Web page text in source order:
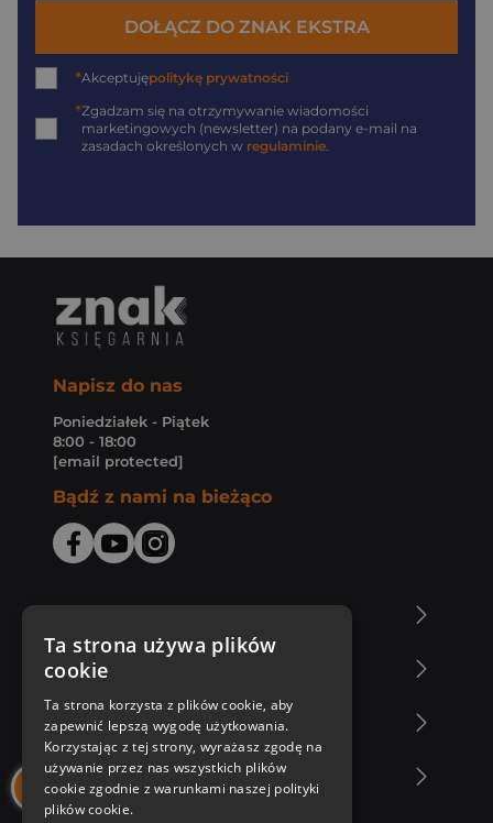
DOŁĄCZ DO ZNAK EKSTRA
*Akceptujępolitykę prywatności
*Zgadzam się na otrzymywanie wiadomości
marketingowych (newsletter) na podany e-mail na
zasadach określonych w regulaminie.
Napisz do nas
Poniedziałek - Piątek
8:00 - 18:00
[email protected]
Bądź z nami na bieżąco
Zakupy u nas
Nasza oferta
Nasi autorzy
Ta strona używa plików
cookie
Ta strona korzysta z plików cookie, aby
zapewnić lepszą wygodę użytkowania.
Korzystając z tej strony, wyrażasz zgodę na
używanie przez nas wszystkich plików
cookie zgodnie z warunkami naszej polityki
plików cookie.